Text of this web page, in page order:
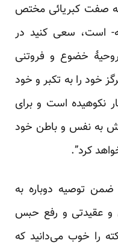
که صفت کبریائی مختص
است، سعی کنید در
خضوع و فروتنی
خود را به تکبر و خود
نکوهیده است و برای
به نفس و باطن خود
کرد”.
توصیه‌ دوباره به
و عقیدتی و رفع حبس
را خوب می‌دانید که